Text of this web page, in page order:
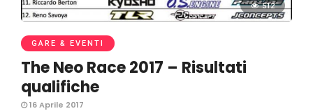
512
GARE & EVENTI
The Neo Race 2017 – Risultati
qualifiche
16 Aprile 2017